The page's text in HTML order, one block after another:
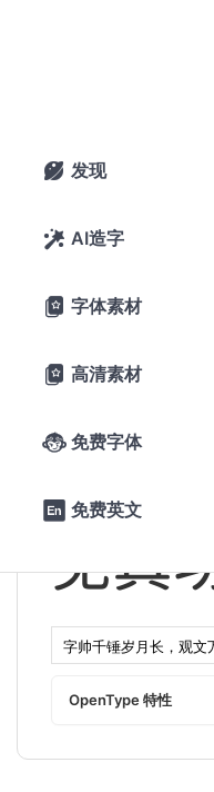
 发现
 AI造字
 字体素材
 高清素材
 免费字体
 免费英文
台湾圆体：Jf
0 下载
6条评论
字帅
长，
见真
OpenType 特性